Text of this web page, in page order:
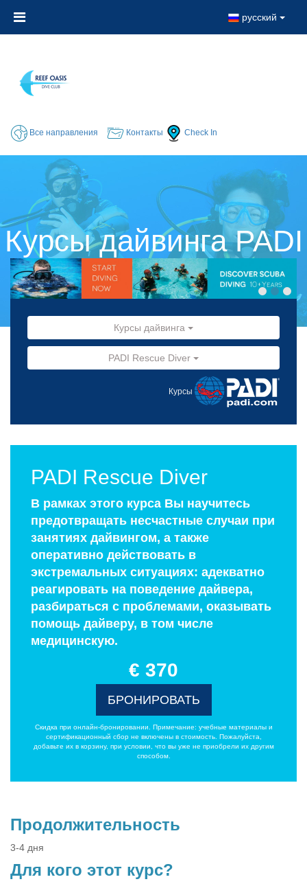
русский
Все направления Контакты Check In
Курсы дайвинга PADI
Курсы дайвинга
PADI Rescue Diver
Курсы
PADI Rescue Diver
В рамках этого курса Вы научитесь
предотвращать несчастные случаи при
занятиях дайвингом, а также
оперативно действовать в
экстремальных ситуациях: адекватно
реагировать на поведение дайвера,
разбираться с проблемами, оказывать
помощь дайверу, в том числе
медицинскую.
€ 370
БРОНИРОВАТЬ
Скидка при онлайн-бронировании. Примечание: учебные материалы и
сертификационный сбор не включены в стоимость. Пожалуйста,
добавьте их в корзину, при условии, что вы уже не приобрели их другим
способом.
Продолжительность
3-4 дня
Для кого этот курс?